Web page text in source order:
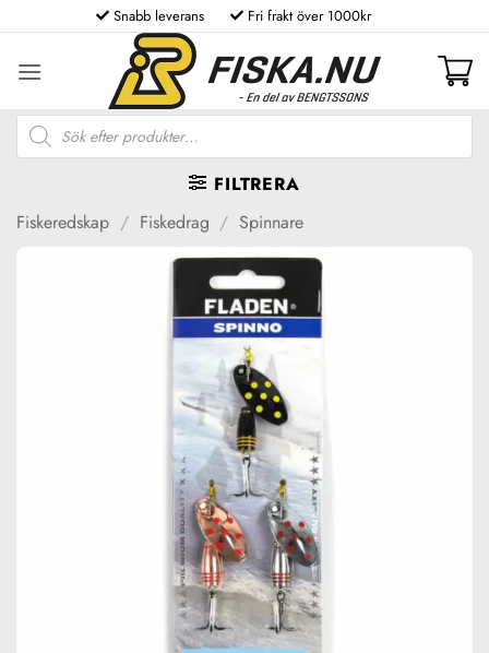
to
content
Snabb leverans Fri frakt över 1000kr
Produktsökning
FILTRERA
Fiskeredskap / Fiskedrag / Spinnare